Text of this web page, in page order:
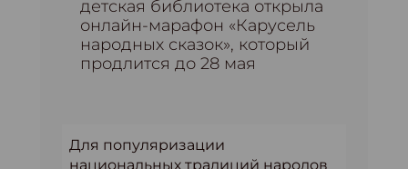
детская библиотека открыла
онлайн-марафон «Карусель
народных сказок», который
продлится до 28 мая
Для популяризации
национальных традиций народов